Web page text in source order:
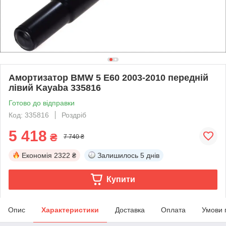
Амортизатор BMW 5 E60 2003-2010 передній
лівий Kayaba 335816
Готово до відправки
Код: 335816
Роздріб
5 418 ₴ 7 740 ₴
Економія 2322 ₴ Залишилось 5 днів
Купити
Опис Характеристики Доставка Оплата Умови